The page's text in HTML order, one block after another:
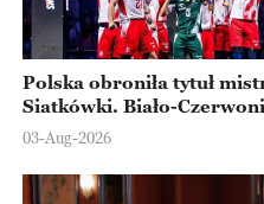
Polska obroniła tytuł
Siatkówki. Biało-
Ningbo
03-Aug-2026